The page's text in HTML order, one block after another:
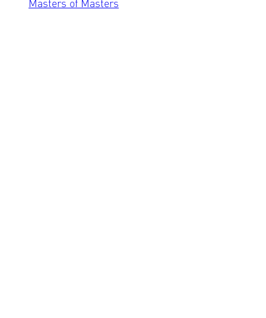
Masters of Masters